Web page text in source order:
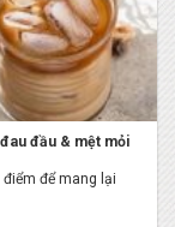
đầu & mệt mỏi
để mang lại